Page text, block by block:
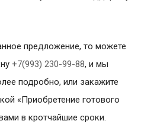
предложение, то можете
+7(993) 230-99-88, и мы
подробно, или закажите
«Приобретение готового
в кротчайшие сроки.